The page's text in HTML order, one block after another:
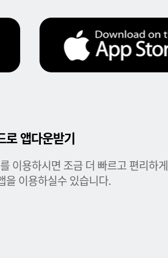
로 앱다운받기
이용하시면 조금 더 빠르고 편리하게
을 이용하실수 있습니다.